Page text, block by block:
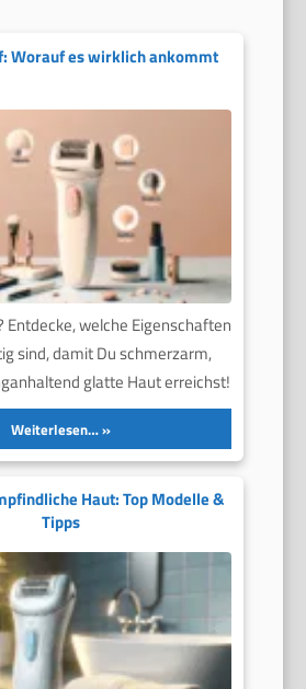
Worauf es wirklich ankommt
Entdecke, welche Eigenschaften
sind, damit Du schmerzarm,
glatte Haut erreichst!
Weiterlesen…
Haut: Top Modelle &
Tipps